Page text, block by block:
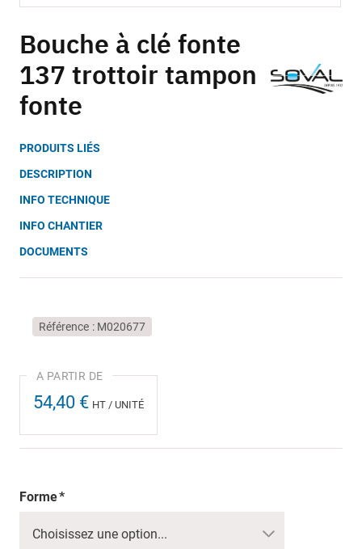
to
the
beginning
of
the
gallery
Bouche à clé fonte
137 trottoir tampon
fonte
PRODUITS LIÉS
DESCRIPTION
INFO TECHNIQUE
INFO CHANTIER
DOCUMENTS
Référence M020677
54,40 € HT / UNITÉ
Forme